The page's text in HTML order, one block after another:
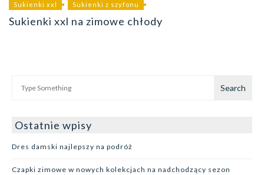
Sukienki xxl Sukienki z szyfonu
Sukienki xxl na zimowe chłody
Ostatnie wpisy
Dres damski najlepszy na podróż
Czapki zimowe w nowych kolekcjach na nadchodzący sezon